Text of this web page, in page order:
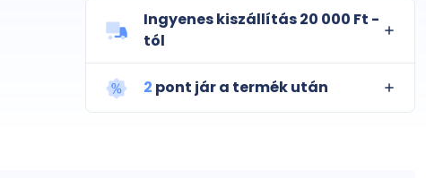
Ingyenes kiszállítás 20 000 Ft -
tól
2 pont jár a termék után